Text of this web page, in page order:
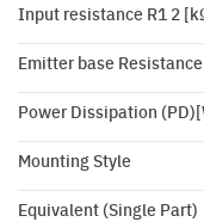
Input resistance R1 2
Emitter base
Power Dissipation
Mounting Style
Equivalent (Single Part)